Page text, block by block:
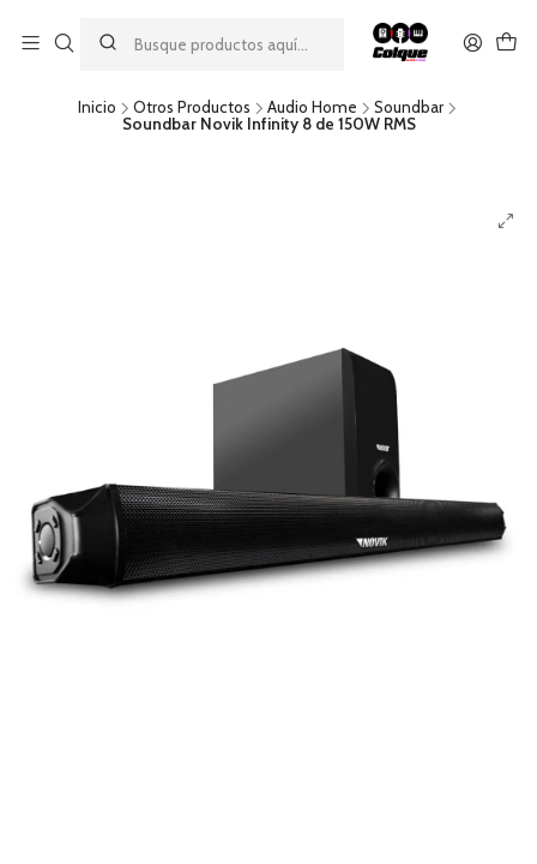
descuento por pago con transferencia bancaria
por una compra mínima de $49.990. Este descuento no es
acumulable a otras promociones ni aplicable a gastos de envío.
Inicio Otros Productos Audio Home
Soundbar
Soundbar Novik Infinity 8 de 150W RMS